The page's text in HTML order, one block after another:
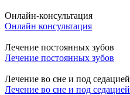
Онлайн-консультация
Онлайн консультация
Лечение постоянных зубов
Лечение постоянных зубов
Лечение во сне и под седацией
Лечение во сне и под седацией